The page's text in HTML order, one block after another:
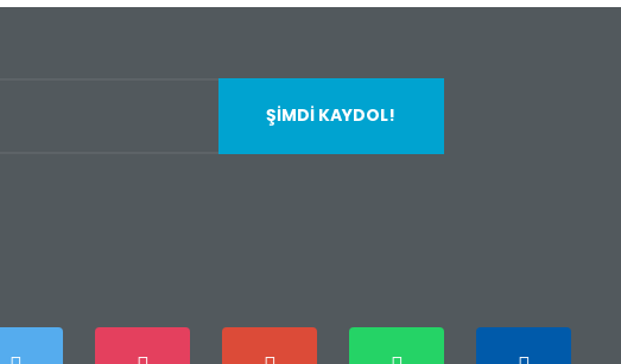
ŞİMDİ KAYDOL!